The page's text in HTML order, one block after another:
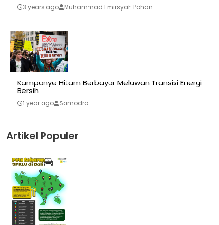
3 years ago Muhammad Emirsyah Pohan
Kampanye Hitam Berbayar Melawan Transisi Energi
Bersih
1 year ago Samodro
Artikel Populer